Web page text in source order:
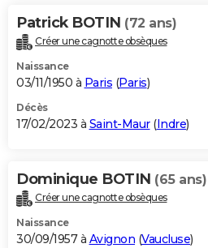
Patrick BOTIN (72 ans)
Créer une cagnotte obsèques
Naissance
03/11/1950 à Paris (Paris)
Décès
17/02/2023 à Saint-Maur(Indre)
Dominique BOTIN (65 ans)
Créer une cagnotte obsèques
Naissance
30/09/1957 à Avignon (Vaucluse)